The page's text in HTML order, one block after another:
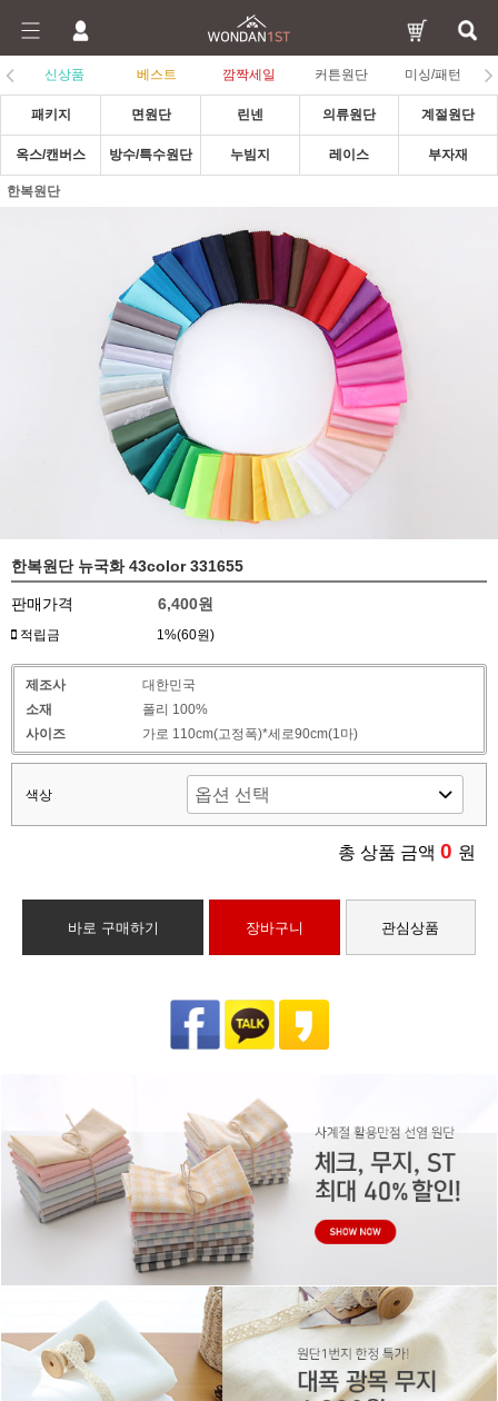
신상품 베스트 깜짝세일 커튼원단 미싱/패턴
패키지 면원단 린넨 의류원단 계절원단
옥스/캔버스 방수/특수원단 누빔지 레이스 부자재
한복원단
한복원단 뉴국화 43color 331655
판매가격 6,400원
적립금 1%(60원)
제조사
대한민국
소재
폴리 100%
사이즈
가로 110cm(고정폭)*세로90cm(1마)
색상
총 상품 금액 0 원
바로 구매하기 장바구니 관심상품